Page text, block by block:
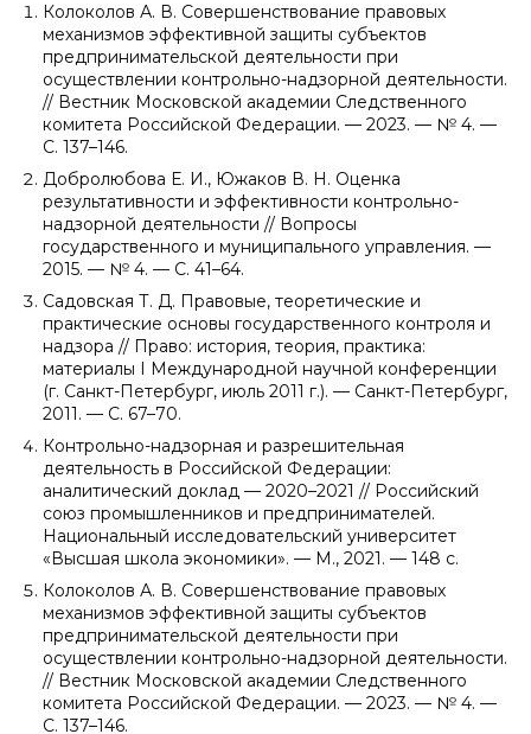
Колоколов А. В. Совершенствование правовых
механизмов эффективной защиты субъектов
предпринимательской деятельности при
осуществлении контрольно-надзорной деятельности.
// Вестник Московской академии Следственного
комитета Российской Федерации. — 2023. — № 4. —
С. 137–146.
Добролюбова Е. И., Южаков В. Н. Оценка
результативности и эффективности контрольно-
надзорной деятельности // Вопросы
государственного и муниципального управления. —
2015. — № 4. — C. 41–64.
Садовская Т. Д. Правовые, теоретические и
практические основы государственного контроля и
надзора // Право: история, теория, практика:
материалы I Международной научной конференции
(г. Санкт-Петербург, июль 2011 г.). — Санкт-Петербург,
2011. — С. 67–70.
Контрольно-надзорная и разрешительная
деятельность в Российской Федерации:
аналитический доклад — 2020–2021 // Российский
союз промышленников и предпринимателей.
Национальный исследовательский университет
«Высшая школа экономики». — М., 2021. — 148 с.
Колоколов А. В. Совершенствование правовых
механизмов эффективной защиты субъектов
предпринимательской деятельности при
осуществлении контрольно-надзорной деятельности.
// Вестник Московской академии Следственного
комитета Российской Федерации. — 2023. — № 4. —
С. 137–146.